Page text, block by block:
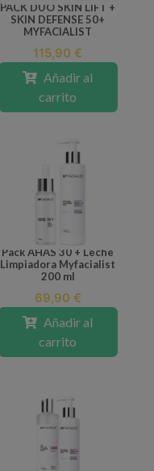
PACK DUO SKIN LIFT +
SKIN DEFENSE 50+
MYFACIALIST
115,90 €
Añadir al
carrito
Pack AHAS 30 + Leche
Limpiadora Myfacialist
200 ml
69,90 €
Añadir al
carrito